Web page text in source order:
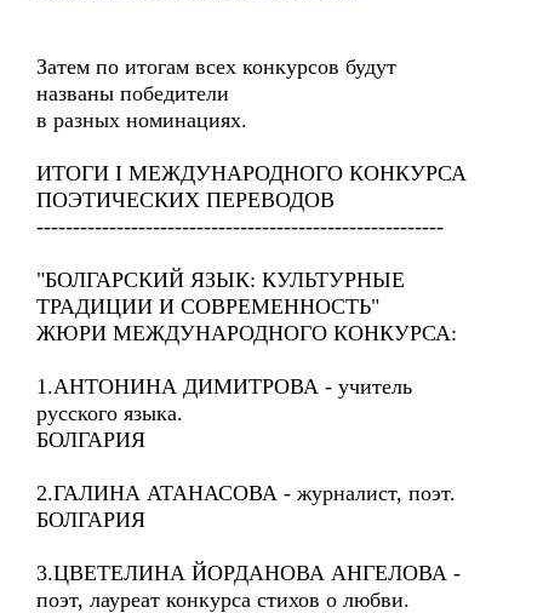
Затем по итогам всех конкурсов будут
названы победители
в разных номинациях.
ИТОГИ I МЕЖДУНАРОДНОГО КОНКУРСА
ПОЭТИЧЕСКИХ ПЕРЕВОДОВ
--------------------------------------------------------
"БОЛГАРСКИЙ ЯЗЫК: КУЛЬТУРНЫЕ
ТРАДИЦИИ И СОВРЕМЕННОСТЬ"
ЖЮРИ МЕЖДУНАРОДНОГО КОНКУРСА:
1.АНТОНИНА ДИМИТРОВА - учитель
русского языка.
БОЛГАРИЯ
2.ГАЛИНА АТАНАСОВА - журналист, поэт.
БОЛГАРИЯ
3.ЦВЕТЕЛИНА ЙОРДАНОВА АНГЕЛОВА -
поэт, лауреат конкурса стихов о любви.